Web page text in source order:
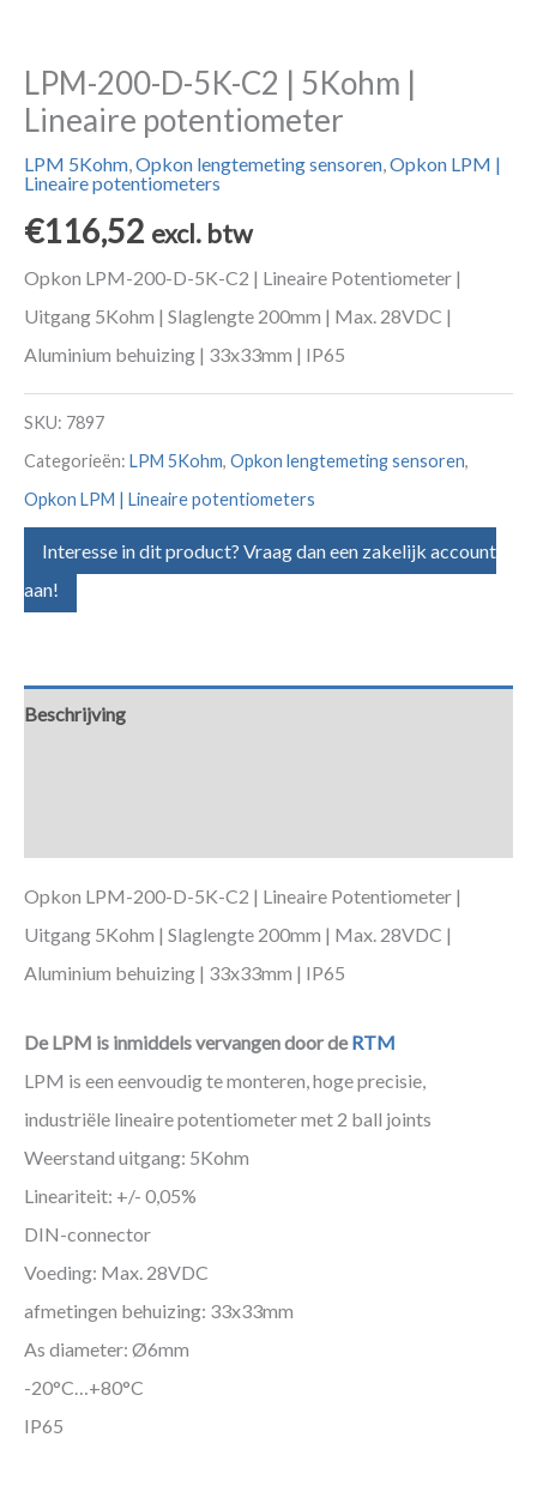
LPM-200-D-5K-C2 | 5Kohm |
Lineaire potentiometer
LPM 5Kohm,Opkon lengtemeting sensoren,Opkon LPM |
Lineaire potentiometers
€116,52 excl. btw
Opkon LPM-200-D-5K-C2 | Lineaire Potentiometer |
Uitgang 5Kohm | Slaglengte 200mm | Max. 28VDC |
Aluminium behuizing | 33x33mm | IP65
SKU: 7897
Categorieën: LPM 5Kohm, Opkon lengtemeting sensoren,
Opkon LPM | Lineaire potentiometers
Interesse in dit product? Vraag dan een zakelijk account
aan!
Beschrijving
Opkon LPM-200-D-5K-C2 | Lineaire Potentiometer |
Uitgang 5Kohm | Slaglengte 200mm | Max. 28VDC |
Aluminium behuizing | 33x33mm | IP65
De LPM is inmiddels vervangen door deRTM
LPM is een eenvoudig te monteren, hoge precisie,
industriële lineaire potentiometer met 2 ball joints
Weerstand uitgang: 5Kohm
Lineariteit: +/- 0,05%
DIN-connector
Voeding: Max. 28VDC
afmetingen behuizing: 33x33mm
As diameter: Ø6mm
-20°C…+80°C
IP65